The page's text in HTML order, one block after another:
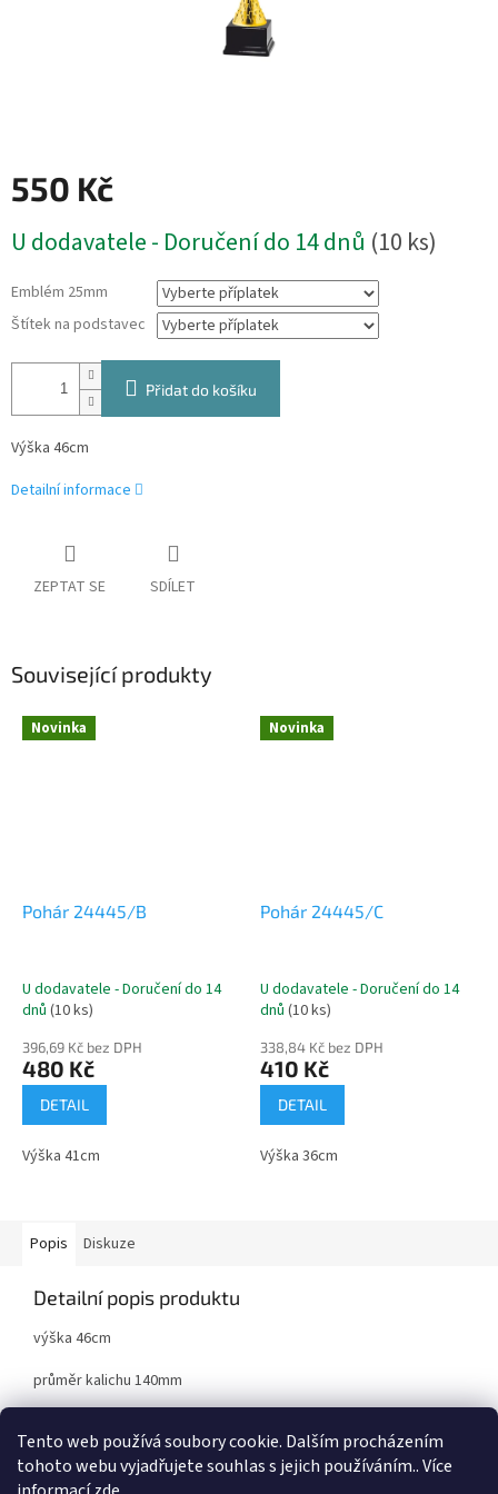
Tento web používá soubory cookie. Dalším procházením
tohoto webu vyjadřujete souhlas s jejich používáním.. Více
550 Kč
cena:
U dodavatele - Doručení do 14 dnů (10 ks)
Emblém 25mm
Štítek na podstavec
Přidat do košíku
Výška 46cm
Detailní informace
ZEPTAT SE SDÍLET
Související produkty
Novinka
Pohár 24445/B
U dodavatele - Doručení do 14
dnů (10 ks)
396,69 Kč bez DPH
480 Kč
DETAIL
Výška 41cm
Novinka
Pohár 24445/C
U dodavatele - Doručení do 14
dnů (10 ks)
338,84 Kč bez DPH
410 Kč
DETAIL
Výška 36cm
Popis Diskuze
Detailní popis produktu
výška 46cm
průměr kalichu 140mm